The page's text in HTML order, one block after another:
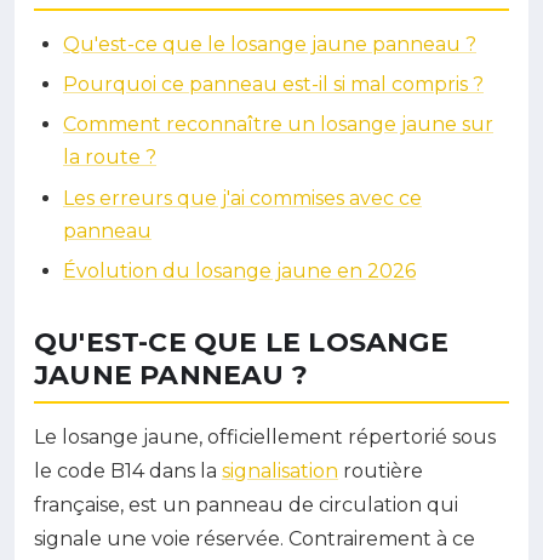
Qu'est-ce que le losange jaune panneau ?
Pourquoi ce panneau est-il si mal compris ?
Comment reconnaître un losange jaune sur
la route ?
Les erreurs que j'ai commises avec ce
panneau
Évolution du losange jaune en 2026
QU'EST-CE QUE LE LOSANGE
JAUNE PANNEAU ?
Le losange jaune, officiellement répertorié sous
le code B14 dans la signalisation routière
française, est un panneau de circulation qui
signale une voie réservée. Contrairement à ce